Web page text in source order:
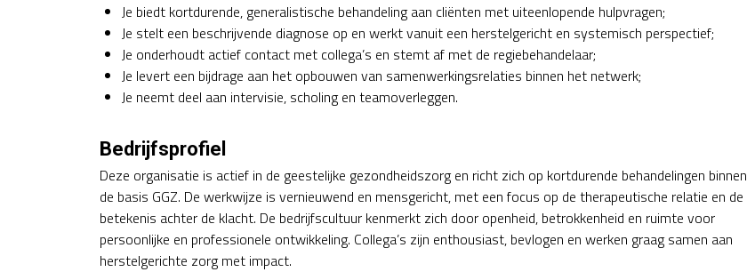
Je biedt kortdurende, generalistische behandeling aan cliënten met uiteenlopende hulpvragen;
Je stelt een beschrijvende diagnose op en werkt vanuit een herstelgericht en systemisch perspectief;
Je onderhoudt actief contact met collega’s en stemt af met de regiebehandelaar;
Je levert een bijdrage aan het opbouwen van samenwerkingsrelaties binnen het netwerk;
Je neemt deel aan intervisie, scholing en teamoverleggen.
Bedrijfsprofiel
Deze organisatie is actief in de geestelijke gezondheidszorg en richt zich op kortdurende behandelingen binnen
de basis GGZ. De werkwijze is vernieuwend en mensgericht, met een focus op de therapeutische relatie en de
betekenis achter de klacht. De bedrijfscultuur kenmerkt zich door openheid, betrokkenheid en ruimte voor
persoonlijke en professionele ontwikkeling. Collega’s zijn enthousiast, bevlogen en werken graag samen aan
herstelgerichte zorg met impact.